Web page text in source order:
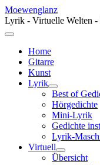
Moewenglanz
Lyrik - Virtuelle Welten -
Home
Gitarre
Kunst
Lyrik
Best of
Hörgedichte
Mini-Lyrik
Gedichte
Lyrik-
Virtuell
Übersicht